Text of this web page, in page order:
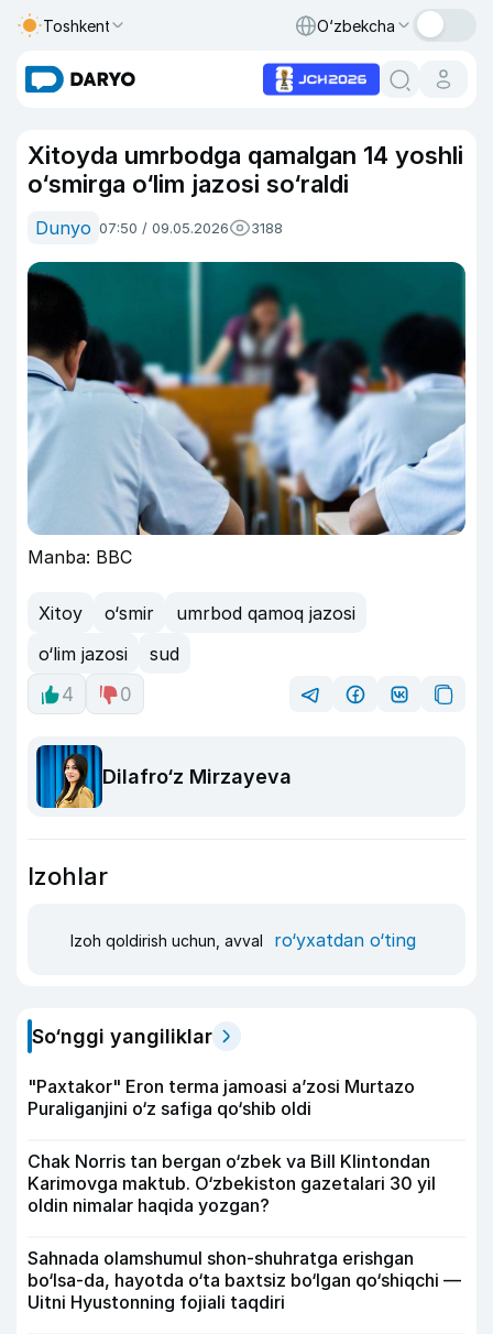
Toshkent O‘zbekcha
Xitoyda umrbodga qamalgan 14 yoshli
o‘smirga o‘lim jazosi so‘raldi
Dunyo 07:50 / 09.05.2026 3188
Manba: BBC
Xitoy o‘smir
umrbod qamoq jazosi
o‘lim jazosi
sud
4
0
Dilafro‘z Mirzayeva
Izohlar
Izoh qoldirish uchun, avval ro‘yxatdan o‘ting
So‘nggi yangiliklar
"Paxtakor" Eron terma jamoasi a’zosi Murtazo
Puraliganjini o‘z safiga qo‘shib oldi
Chak Norris tan bergan o‘zbek va Bill Klintondan
Karimovga maktub. O‘zbekiston gazetalari 30 yil
oldin nimalar haqida yozgan?
Sahnada olamshumul shon-shuhratga erishgan
bo‘lsa-da, hayotda o‘ta baxtsiz bo‘lgan qo‘shiqchi —
Uitni Hyustonning fojiali taqdiri